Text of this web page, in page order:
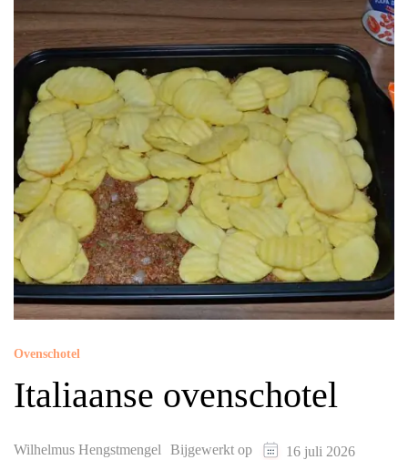
Ovenschotel
Italiaanse ovenschotel
Wilhelmus Hengstmengel Bijgewerkt op 16 juli 2026